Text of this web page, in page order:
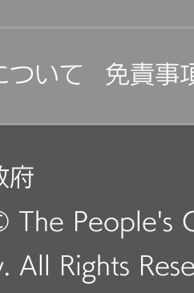
ついて 免責事
府
The People's
All Rights